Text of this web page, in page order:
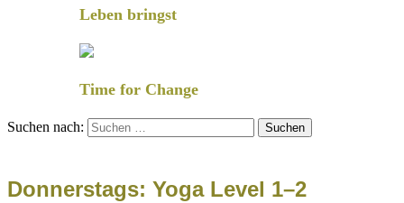
Leben bringst
Time for Change
Suchen nach:
Donnerstags: Yoga Level 1–2